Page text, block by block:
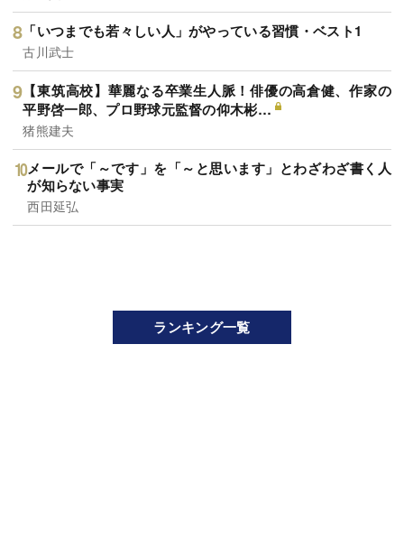
「いつまでも若々しい人」がやっている習慣・ベスト1
古川武士
【東筑高校】華麗なる卒業生人脈！俳優の高倉健、作家の
平野啓一郎、プロ野球元監督の仰木彬…
猪熊建夫
メールで「～です」を「～と思います」とわざわざ書く人
が知らない事実
西田延弘
ランキング一覧